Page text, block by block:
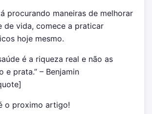
procurando maneiras de melhorar
de vida, comece a praticar
hoje mesmo.
é a riqueza real e não as
e prata.” – Benjamin
o proximo artigo!